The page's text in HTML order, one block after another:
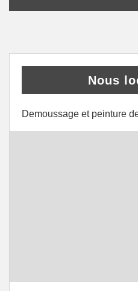
Nous
Demoussage et peinture